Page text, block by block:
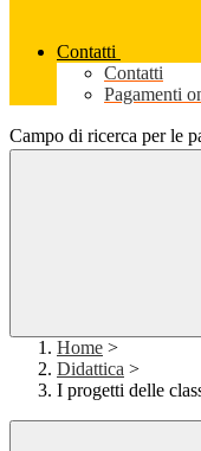
Contatti
Contatti
Pagamenti
Campo di ricerca per le
Home >
Didattica >
I progetti delle